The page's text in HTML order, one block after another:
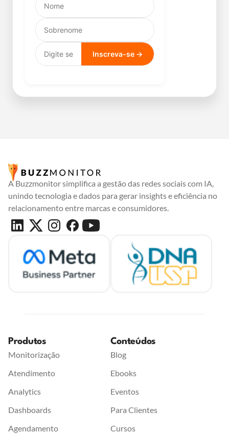
Inscreva-se →
A Buzzmonitor simplifica a gestão das redes sociais com IA,
unindo tecnologia e dados para gerar insights e eficiência no
relacionamento entre marcas e consumidores.
Produtos
Monitorização
Atendimento
Analytics
Dashboards
Agendamento
Conteúdos
Blog
Ebooks
Eventos
Para Clientes
Cursos